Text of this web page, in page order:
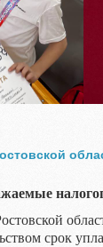
срок